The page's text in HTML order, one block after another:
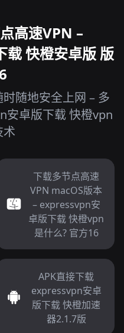
高速VPN –
快橙安卓版 版
随地安全上网 – 多
安卓版下载 快橙vpn
术
下载多节点高速
VPN macOS版本
– expressvpn安
卓版下载 快橙vpn
是什么? 官方16
APK直接下载
expressvpn安卓
版下载 快橙加速
器2.1.7版